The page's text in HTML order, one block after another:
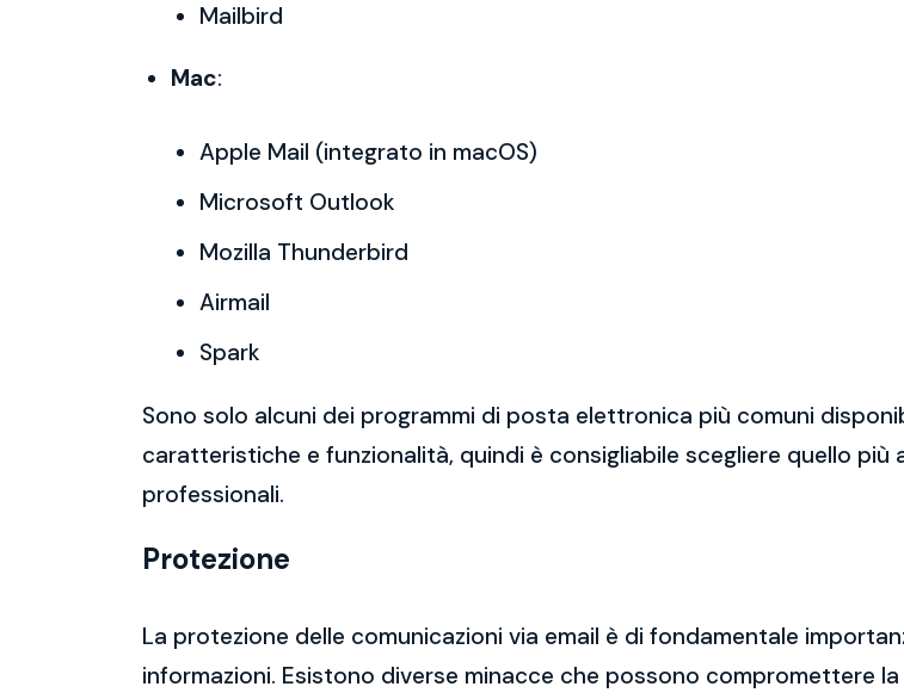
Mailbird
Mac:
Apple Mail (integrato in macOS)
Microsoft Outlook
Mozilla Thunderbird
Airmail
Spark
Sono solo alcuni dei programmi di posta elettronica più comuni
caratteristiche e funzionalità, quindi è consigliabile scegliere quello
professionali.
Protezione
La protezione delle comunicazioni via email è di fondamentale
informazioni. Esistono diverse minacce che possono compromettere